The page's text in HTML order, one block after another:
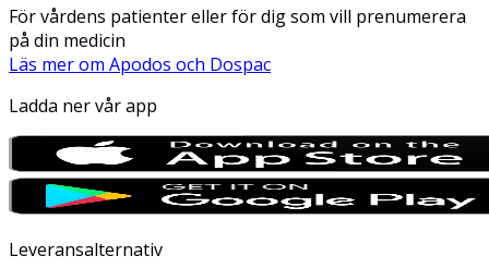
För vårdens patienter eller för dig som vill prenumerera
på din medicin
Läs mer om Apodos och Dospac
Ladda ner vår app
Leveransalternativ